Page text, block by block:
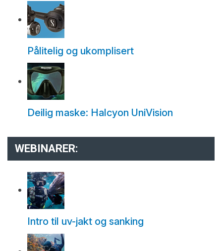
Pålitelig og ukomplisert
Deilig maske: Halcyon UniVision
WEBINARER:
Intro til uv-jakt og sanking